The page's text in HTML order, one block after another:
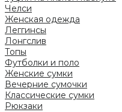
Челси
Женская одежда
Леггинсы
Лонгслив
Топы
Футболки и поло
Женские сумки
Вечерние сумочки
Классические сумки
Рюкзаки